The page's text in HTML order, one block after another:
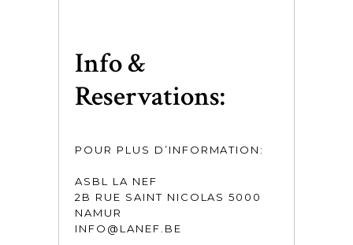
Info &
Reservations:
POUR PLUS D’INFORMATION:
ASBL LA NEF
2B RUE SAINT NICOLAS 5000
NAMUR
INFO@LANEF.BE